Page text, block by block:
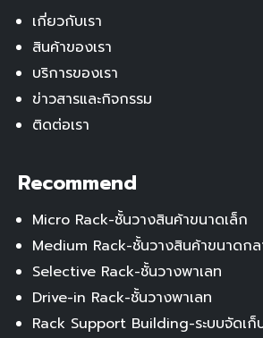
เกี่ยวกับเรา
สินค้าของเรา
บริการของเรา
ข่าวสารและกิจกรรม
ติดต่อเรา
Recommend
Micro Rack-ชั้นวางสินค้าขนาดเล็ก
Medium Rack-ชั้นวางสินค้าขนาดก
Selective Rack-ชั้นวางพาเลท
Drive-in Rack-ชั้นวางพาเลท
Rack Support Building-ระบบจัดเก็